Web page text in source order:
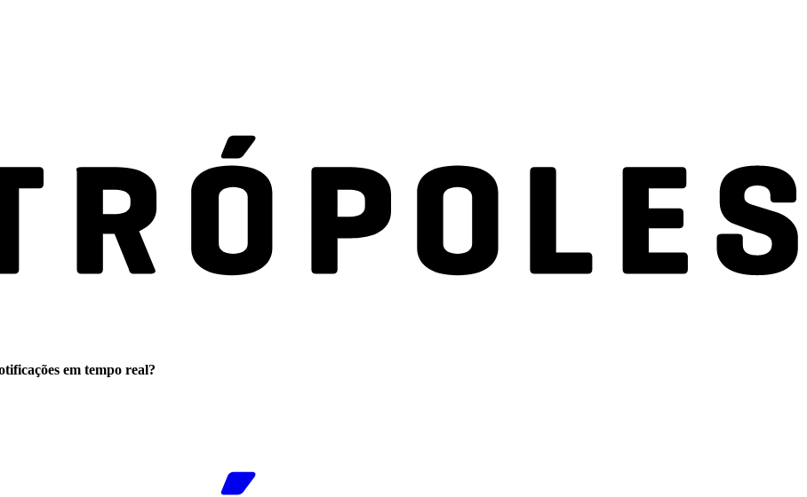
em tempo real?